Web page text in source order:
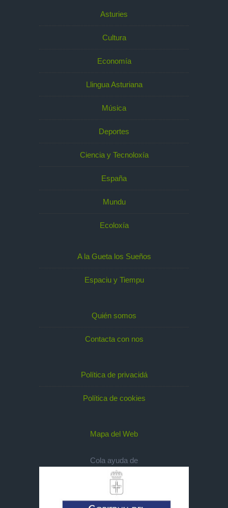
Asturies
Cultura
Economía
Llingua Asturiana
Música
Deportes
Ciencia y Tecnoloxía
España
Mundu
Ecoloxía
A la Gueta los Sueños
Espaciu y Tiempu
Quién somos
Contacta con nos
Política de privacidá
Política de cookies
Mapa del Web
Cola ayuda de